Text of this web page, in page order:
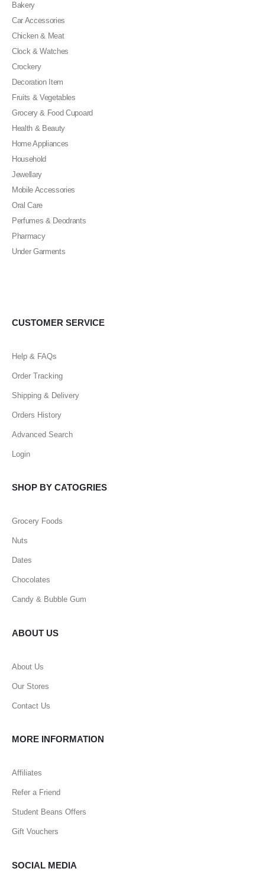
Bakery
Car Accessories
Chicken & Meat
Clock & Watches
Crockery
Decoration Item
Fruits & Vegetables
Grocery & Food Cupoard
Health & Beauty
Home Appliances
Household
Jewellary
Mobile Accessories
Oral Care
Perfumes & Deodrants
Pharmacy
Under Garments
CUSTOMER SERVICE
Help & FAQs
Order Tracking
Shipping & Delivery
Orders History
Advanced Search
Login
SHOP BY CATOGRIES
Grocery Foods
Nuts
Dates
Chocolates
Candy & Bubble Gum
ABOUT US
About Us
Our Stores
Contact Us
MORE INFORMATION
Affiliates
Refer a Friend
Student Beans Offers
Gift Vouchers
SOCIAL MEDIA